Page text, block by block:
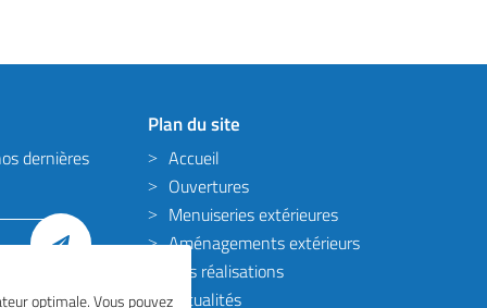
dernières
Plan du site
Accueil
Ouvertures
Menuiseries extérieures
Aménagements extérieurs
Nos réalisations
Actualités
optimale. Vous pouvez